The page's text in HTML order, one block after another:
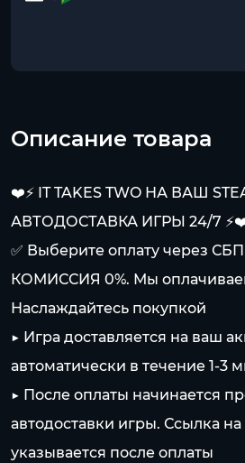
Описание товара
❤️⚡️ IT TAKES TWO НА ВАШ
АВТОДОСТАВКА ИГРЫ 24/7
✅ Выберите оплату через
КОМИССИЯ 0%. Мы
Наслаждайтесь покупкой
▶️ Игра доставляется на ваш
автоматически в течение 1-3
▶️ После оплаты начинается
автодоставки игры. Ссылка
указывается после оплаты